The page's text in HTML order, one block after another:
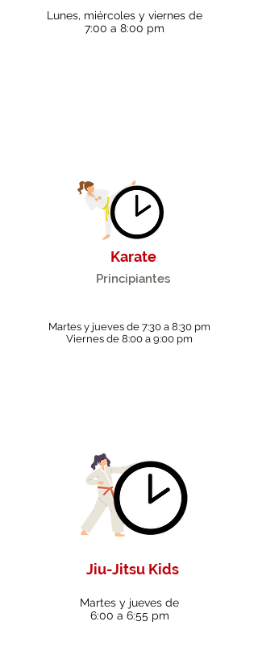
Lunes, miércoles y viernes de
7:00 a 8:00 pm
Martes y jueves de 7:30 a 8:30 pm
Viernes de 8:00 a 9:00 pm
Karate
Principiantes
Jiu-Jitsu Kids
Martes y jueves de
6:00 a 6:55 pm